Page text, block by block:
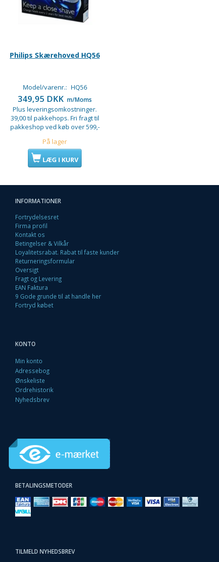
Philips Skærehoved HQ56
Model/varenr.: HQ56
349,95 DKK m/Moms
Plus leveringsomkostninger.
39,00 til pakkehops. Fri fragt til
pakkeshop ved køb over 599,-
På lager
LÆG I KURV
INFORMATIONER
Fortrydelsesret
Firma profil
Kontakt os
Betingelser & Vilkår
Loyalitetsrabat. Rabat til faste kunder
Returneringsformular
Oversigt
Fragt og Levering
EAN Faktura
9 Gode grunde til at handle her
Fortryd købet
KONTO
Min konto
Adressebog
Ønskeliste
Ordrehistorik
Nyhedsbrev
BETALINGSMETODER
TILMELD NYHEDSBREV